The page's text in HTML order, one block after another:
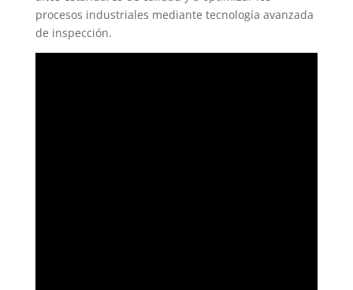
procesos industriales mediante tecnología avanzada
de inspección.